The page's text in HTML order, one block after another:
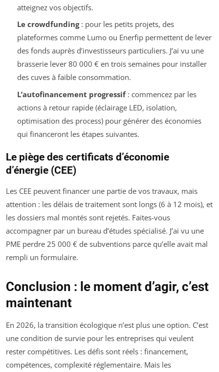
atteignez vos objectifs.
Le crowdfunding: pour les petits projets, des
plateformes comme Lumo ou Enerfip permettent de lever
des fonds auprès d’investisseurs particuliers. J’ai vu une
brasserie lever 80 000 € en trois semaines pour installer
des cuves à faible consommation.
L’autofinancement progressif: commencez par les
actions à retour rapide (éclairage LED, isolation,
optimisation des process) pour générer des économies
qui financeront les étapes suivantes.
Le piège des certificats d’économie
d’énergie (CEE)
Les CEE peuvent financer une partie de vos travaux, mais
attention : les délais de traitement sont longs (6 à 12 mois), et
les dossiers mal montés sont rejetés. Faites-vous
accompagner par un bureau d’études spécialisé. J’ai vu une
PME perdre 25 000 € de subventions parce qu’elle avait mal
rempli un formulaire.
Conclusion : le moment d’agir, c’est
maintenant
En 2026, la transition écologique n’est plus une option. C’est
une condition de survie pour les entreprises qui veulent
rester compétitives. Les défis sont réels : financement,
compétences, complexité réglementaire. Mais les